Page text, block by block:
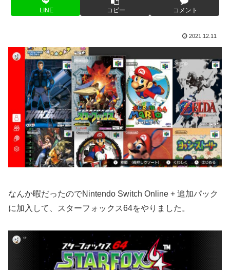
LINE コピー コメント
2021.12.11
なんか暇だったのでNintendo Switch Online + 追加パック
に加入して、スターフォックス64をやりました。